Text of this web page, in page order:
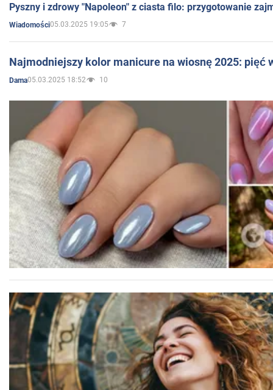
Pyszny i zdrowy "Napoleon" z ciasta filo: przygotowanie
Wiadomości05.03.2025 19:05 7
Najmodniejszy kolor manicure na wiosnę 2025: pięć
Dama05.03.2025 18:52 10